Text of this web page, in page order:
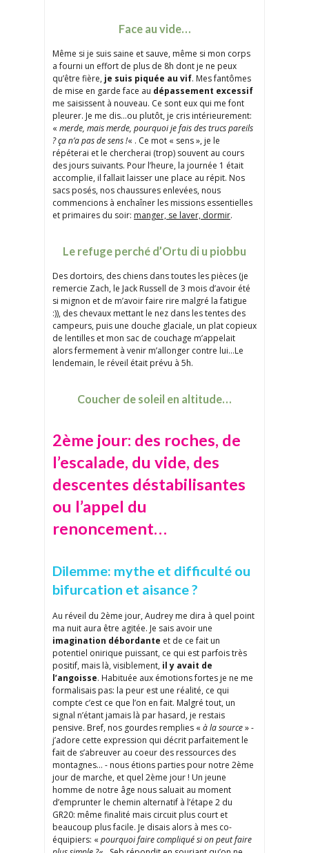
Face au vide…
Même si je suis saine et sauve, même si mon corps
a fourni un effort de plus de 8h dont je ne peux
qu’être fière, je suis piquée au vif. Mes fantômes
de mise en garde face au dépassement excessif
me saisissent à nouveau. Ce sont eux qui me font
pleurer. Je me dis…ou plutôt, je cris intérieurement:
« merde, mais merde, pourquoi je fais des trucs pareils
? ça n’a pas de sens !« . Ce mot « sens », je le
répéterai et le chercherai (trop) souvent au cours
des jours suivants. Pour l’heure, la journée 1 était
accomplie, il fallait laisser une place au répit. Nos
sacs posés, nos chaussures enlevées, nous
commencions à enchaîner les missions essentielles
et primaires du soir: manger, se laver, dormir.
Le refuge perché d’Ortu di u piobbu
Des dortoirs, des chiens dans toutes les pièces (je
remercie Zach, le Jack Russell de 3 mois d’avoir été
si mignon et de m’avoir faire rire malgré la fatigue
:)), des chevaux mettant le nez dans les tentes des
campeurs, puis une douche glaciale, un plat copieux
de lentilles et mon sac de couchage m’appelait
alors fermement à venir m’allonger contre lui…Le
lendemain, le réveil était prévu à 5h.
Coucher de soleil en altitude…
2ème jour: des roches, de
l’escalade, du vide, des
descentes déstabilisantes
ou l’appel du
renoncement…
Dilemme: mythe et difficulté ou
bifurcation et aisance ?
Au réveil du 2ème jour, Audrey me dira à quel point
ma nuit aura être agitée. Je sais avoir une
imagination débordante et de ce fait un
potentiel onirique puissant, ce qui est parfois très
positif, mais là, visiblement, il y avait de
l’angoisse. Habituée aux émotions fortes je ne me
formalisais pas: la peur est une réalité, ce qui
compte c’est ce que l’on en fait. Malgré tout, un
signal n’étant jamais là par hasard, je restais
pensive. Bref, nos gourdes remplies « à la source» -
j’adore cette expression qui décrit parfaitement le
fait de s’abreuver au coeur des ressources des
montagnes… - nous étions parties pour notre 2ème
jour de marche, et quel 2ème jour ! Un jeune
homme de notre âge nous saluait au moment
d’emprunter le chemin alternatif à l’étape 2 du
GR20: même finalité mais circuit plus court et
beaucoup plus facile. Je disais alors à mes co-
équipiers: « pourquoi faire compliqué si on peut faire